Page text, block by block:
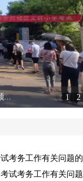
... 1 2
考务工作有关问题
试考务工作有关问